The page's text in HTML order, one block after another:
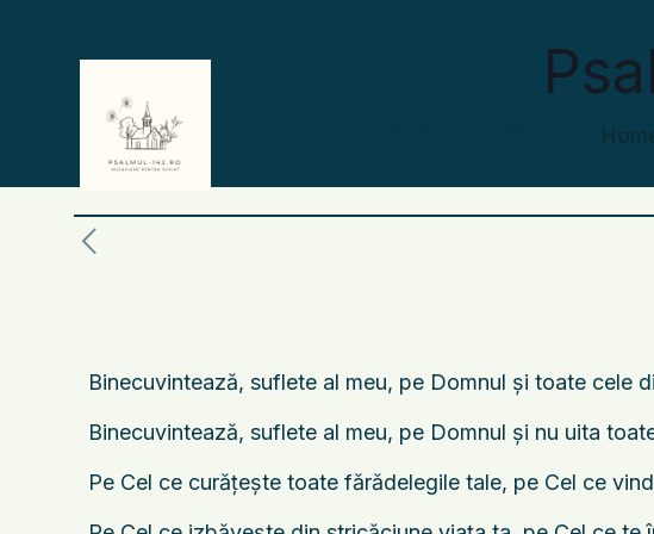
Binecuvintează, suflete al meu, pe Domnul şi toate cele
Binecuvintează, suflete al meu, pe Domnul şi nu uita
Pe Cel ce curăţeşte toate fărădelegile tale, pe Cel ce